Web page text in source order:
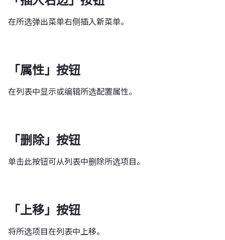
在所选弹出菜单右侧插入新菜单。
「属性」按钮
在列表中显示或编辑所选配置属性。
「删除」按钮
单击此按钮可从列表中删除所选项目。
「上移」按钮
将所选项目在列表中上移。